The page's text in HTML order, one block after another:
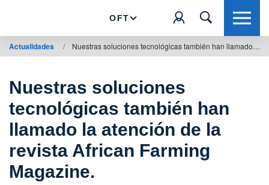
OFT
Actualidades / Nuestras soluciones tecnológicas también han llamado la atención de la revista African Farming Magazine.
Nuestras soluciones
tecnológicas también han
llamado la atención de la
revista African Farming
Magazine.